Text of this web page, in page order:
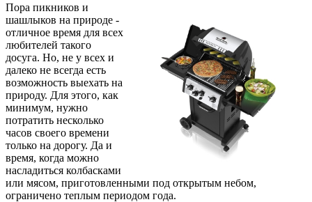
Пора пикников и
шашлыков на природе -
отличное время для всех
любителей такого
досуга. Но, не у всех и
далеко не всегда есть
возможность выехать на
природу. Для этого, как
минимум, нужно
потратить несколько
часов своего времени
только на дорогу. Да и
время, когда можно
насладиться колбасками
или мясом, приготовленными под открытым небом,
ограничено теплым периодом года.